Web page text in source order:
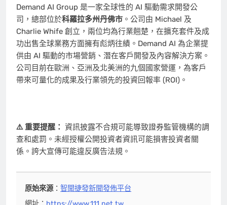
Demand AI Group 是一家全球性的 AI 驅動需求開發公
司，總部位於科羅拉多州丹佛市 。公司由 Michael 及
Charlie Whife 創立，兩位均為行業翹楚，在擴充套件及成
功出售全球業務方面擁有彪炳往績。Demand AI 為企業提
供由 AI 驅動的市場營銷、潛在客戶開發及內容解決方案。
公司目前在歐洲、亞洲及北美洲的九個國家營運，為客戶
帶來可量化的成果及行業領先的投資回報率 (ROI)。
⚠️ 重要提醒： 資訊披露不合規可能導致證券監管機構的調
查和處罰。未經授權公開投資者資訊可能損害投資者關
係。誇大宣傳可能違反廣告法規。
原始來源：智聞捷發新聞發佈平台